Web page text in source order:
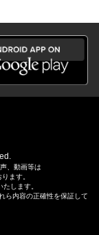
、動画等は
ます。
します。
ら内容の正確性を保証して